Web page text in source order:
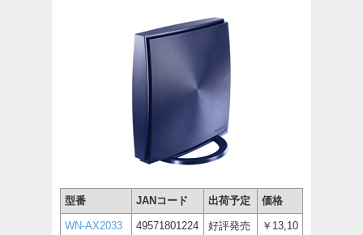
型番 JANコード 出荷予定 価格
WN-AX2033
49571801224
好評発売
￥13,10